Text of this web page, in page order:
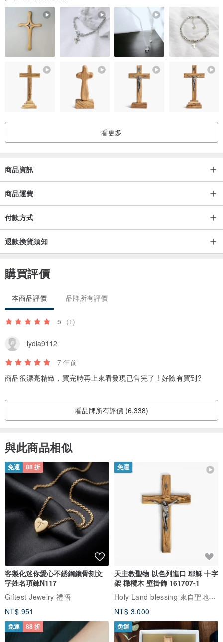
3、石榴石代表著忠誠、友愛、貞潔，可以帶來幸福永恆的愛情，也能
讓人擁有難以抗拒的魅力，提升氣質。
產地/製造方式
台灣 手工製作
看更多
商品資訊
商品運費
付款方式
退款換貨須知
購買評價
本商品評價 品牌所有評價
5 (1)
lydia9112
7 年前
商品很漂亮精緻，買完時再上來看發現已售完了 ! 好險有買到?
看品牌所有評價 (6,338)
與此商品相似
免運 88 折
客製化迷你愛心不銹鋼鎖骨刻文
字姓名項鍊N117
Giftest Jewelry 禮悟
NT$ 951
免運
天主教聖物 以色列進口 耶穌 十字
架 橄欖木 壁掛飾 161707-1
Holy Land blessing 來自聖地的祝福
NT$ 3,000
免運 88 折 免運